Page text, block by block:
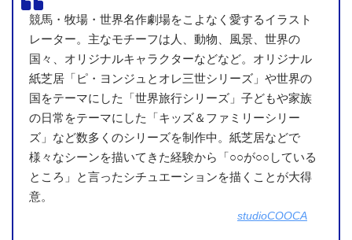
(写真は以前行った別の展覧会にて)
要するになにが言いたいかというと、「説明をよこせ」と
いうこと。
ルネサンス期とか古代ギリシアみたいに系統立った西洋美
術ではなく、個人的に表現される現代美術なんだから、最後
にはちゃんと説明が必要です。
(ここまで書いてきて今更感がありますが、)多少はもちろん
解説パネルありました。しかしそこの情報が十分かという
競馬・牧場・世界名作劇場をこよなく愛するイラスト
レーター。主なモチーフは人、動物、風景、世界の
国々、オリジナルキャラクターなどなど。オリジナル
紙芝居「ピ・ヨンジュとオレ三世シリーズ」や世界の
国をテーマにした「世界旅行シリーズ」子どもや家族
の日常をテーマにした「キッズ＆ファミリーシリー
ズ」など数多くのシリーズを制作中。紙芝居などで
様々なシーンを描いてきた経験から「○○が○○している
ところ」と言ったシチュエーションを描くことが大得
意。
studioCOOCA